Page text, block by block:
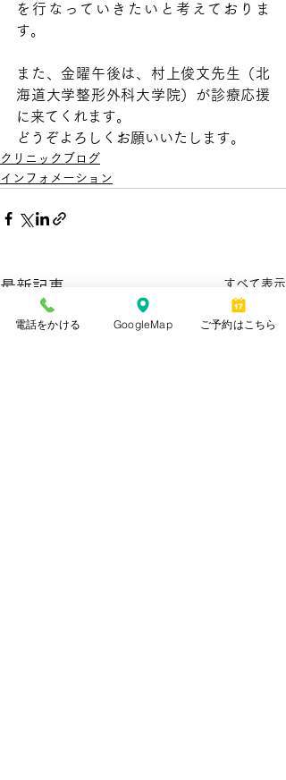
を行なっていきたいと考えておりま
す。
また、金曜午後は、村上俊文先生（北
海道大学整形外科大学院）が診療応援
に来てくれます。
どうぞよろしくお願いいたします。
クリニックブログ
インフォメーション
最新記事 すべて表示
電話をかける GoogleMap ご予約はこちら